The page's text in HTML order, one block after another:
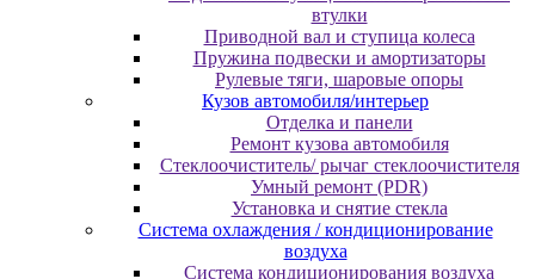
втулки
Приводной вал и ступица колеса
Пружина подвески и амортизаторы
Рулевые тяги, шаровые опоры
Кузов автомобиля/интерьер
Отделка и панели
Ремонт кузова автомобиля
Стеклоочиститель/ рычаг стеклоочистителя
Умный ремонт (PDR)
Установка и снятие стекла
Система охлаждения / кондиционирование
воздуха
Система кондиционирования воздуха